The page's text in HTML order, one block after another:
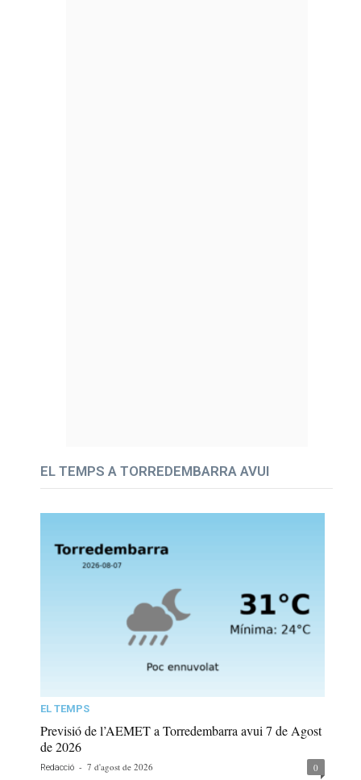
EL TEMPS A TORREDEMBARRA AVUI
EL TEMPS
Previsió de l’AEMET a Torredembarra avui 7 de Agost
de 2026
Redacció - 7 d'agost de 2026 0